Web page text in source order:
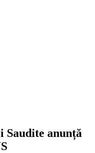
Saudite anunță